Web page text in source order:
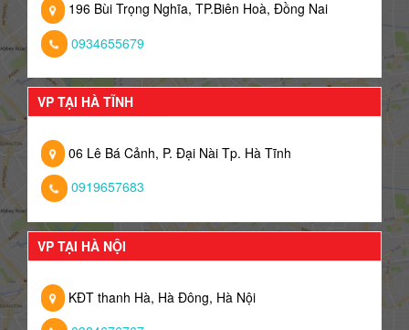
196 Bùi Trọng Nghĩa, TP.Biên Hoà, Đồng Nai
0934655679
VP TẠI HÀ TĨNH
06 Lê Bá Cảnh, P. Đại Nài Tp. Hà Tĩnh
0919657683
VP TẠI HÀ NỘI
KĐT thanh Hà, Hà Đông, Hà Nội